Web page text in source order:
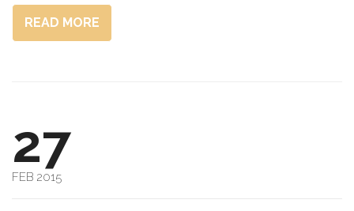
READ MORE
27
FEB 2015